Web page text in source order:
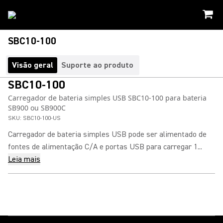
SBC10-100
Visão geral Suporte ao produto
SBC10-100
Carregador de bateria simples USB SBC10-100 para bateria
SB900 ou SB900C
SKU: SBC10-100-US
Carregador de bateria simples USB pode ser alimentado de
fontes de alimentação C/A e portas USB para carregar 1...
Leia mais